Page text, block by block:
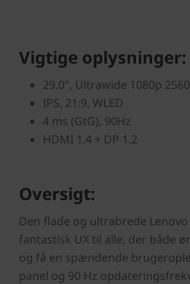
Vigtige oplysninger:
29.0", Ultrawide 1080p
IPS, 21:9, WLED
4 ms (GtG), 90Hz
HDMI 1.4 + DP 1.2
Oversigt:
Den flade og ultrabrede
fantastisk UX til alle, der både
og få en spændende
panel og 90 Hz